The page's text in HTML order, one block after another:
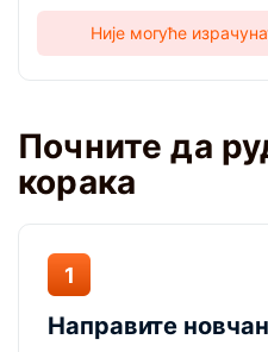
Није могуће
Почните да
корака
1
Направите